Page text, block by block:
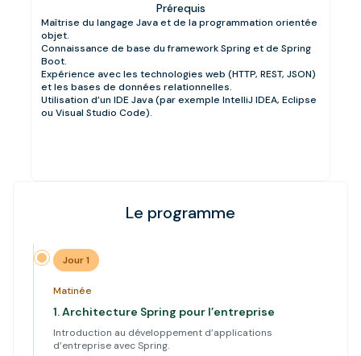
Prérequis
Maîtrise du langage Java et de la programmation orientée
objet.
Connaissance de base du framework Spring et de Spring
Boot.
Expérience avec les technologies web (HTTP, REST, JSON)
et les bases de données relationnelles.
Utilisation d’un IDE Java (par exemple IntelliJ IDEA, Eclipse
ou Visual Studio Code).
Le programme
Jour 1
Matinée
1.Architecture Spring pour l’entreprise
Introduction au développement d’applications
d’entreprise avec Spring.